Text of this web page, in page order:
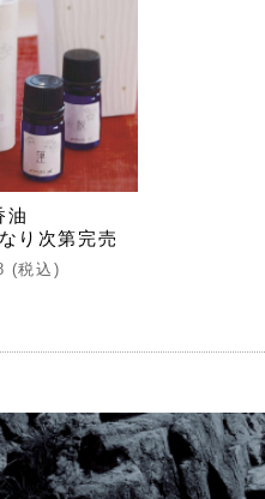
油
り次第完売
(税込)